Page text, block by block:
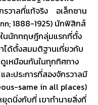
รวาลที่แท้จริง อเล็กซาน
1888-1925) นักฟิสิกส์
นนักทฤษฎีกลุ่มแรกที่ตั้ง
ได้ตั้งสมมติฐานเกี่ยวกับ
ดูเหมือนกันในทุกทิศทาง
ะประการที่สองจักรวาลมี
same in all places)
ยุดนิ่งกับที่ เขาทำนายสิ่งที่